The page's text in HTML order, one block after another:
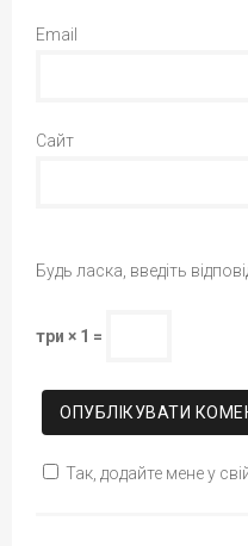
Email
Сайт
Будь ласка, введіть
три × 1 =
Так, додайте мене у